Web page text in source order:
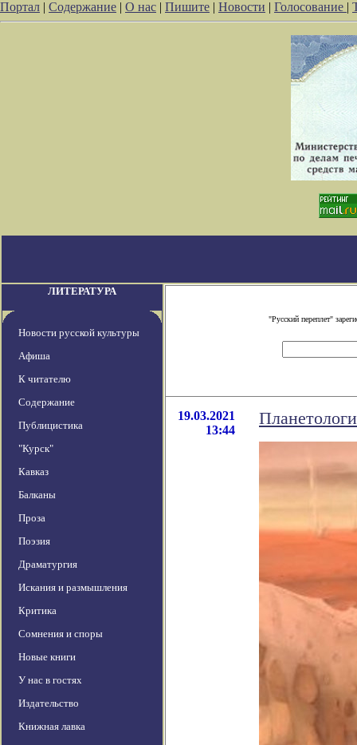
Портал | Содержание | О нас | Пишите | Новости | Голосование |
ЛИТЕРАТУРА
Новости русской культуры
Афиша
К читателю
Содержание
Публицистика
"Курск"
Кавказ
Балканы
Проза
Поэзия
Драматургия
Искания и размышления
Критика
Сомнения и споры
Новые книги
У нас в гостях
Издательство
Книжная лавка
"Русский переплет"
19.03.2021
13:44